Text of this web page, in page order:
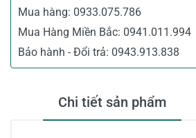
Mua hàng: 0933.075.786
Mua Hàng Miền Bắc: 0941.011.994
Bảo hành - Đổi trả: 0943.913.838
Chi tiết sản phẩm